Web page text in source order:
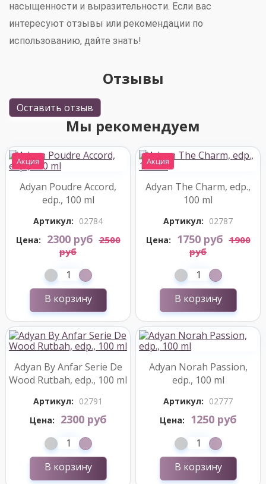
насыщенности и выразительности. Если вас
интересуют отзывы или рекомендации по
использованию, дайте знать!
Отзывы
Оставить отзыв
Мы рекомендуем
Акция
Adyan Poudre Accord,
edp., 100 ml
Артикул: 02784
Цена:
2300 руб 2500
руб
В корзину
Акция
Adyan The Charm, edp.,
100 ml
Артикул: 02787
Цена:
1750 руб 1900
руб
В корзину
Adyan By Anfar Serie De
Wood Rutbah, edp., 100 ml
Артикул: 02791
Цена:
2300 руб
В корзину
Adyan Norah Passion,
edp., 100 ml
Артикул: 02777
Цена:
1250 руб
В корзину